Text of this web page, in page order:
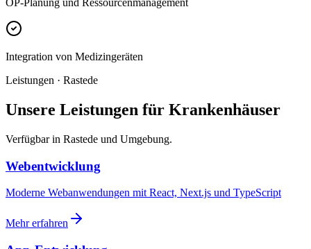
OP-Planung und Ressourcenmanagement
Integration von Medizingeräten
Leistungen · Rastede
Unsere Leistungen für Krankenhäuser
Verfügbar in Rastede und Umgebung.
Webentwicklung
Moderne Webanwendungen mit React, Next.js und TypeScript
Mehr erfahren